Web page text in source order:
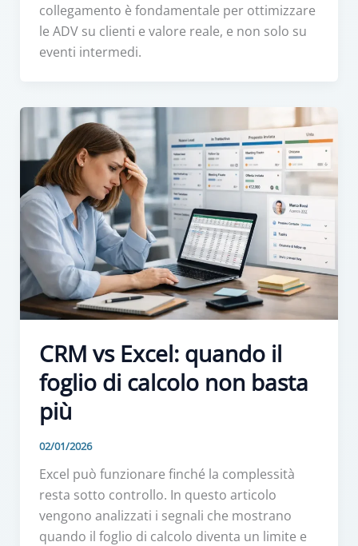
collegamento è fondamentale per ottimizzare
le ADV su clienti e valore reale, e non solo su
eventi intermedi.
CRM vs Excel: quando il
foglio di calcolo non basta
più
02/01/2026
Excel può funzionare finché la complessità
resta sotto controllo. In questo articolo
vengono analizzati i segnali che mostrano
quando il foglio di calcolo diventa un limite e